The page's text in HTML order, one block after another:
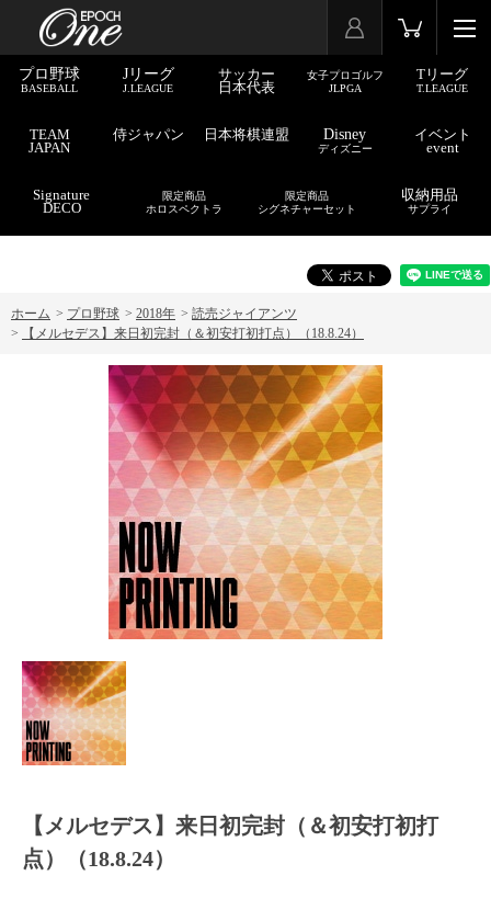
プロ野球
BASEBALL
Jリーグ
J.LEAGUE
サッカー
日本代表
女子プロゴルフ
JLPGA
Tリーグ
T.LEAGUE
TEAM
JAPAN
侍ジャパン 日本将棋連盟 Disney
ディズニー
イベント
event
Signature
DECO
限定商品
ホロスペクトラ
限定商品
シグネチャーセット
収納用品
サプライ
ホーム > プロ野球 > 2018年 > 読売ジャイアンツ
>
【メルセデス】来日初完封（＆初安打初打点）（18.8.24）
【メルセデス】来日初完封（＆初安打初打
点）（18.8.24）